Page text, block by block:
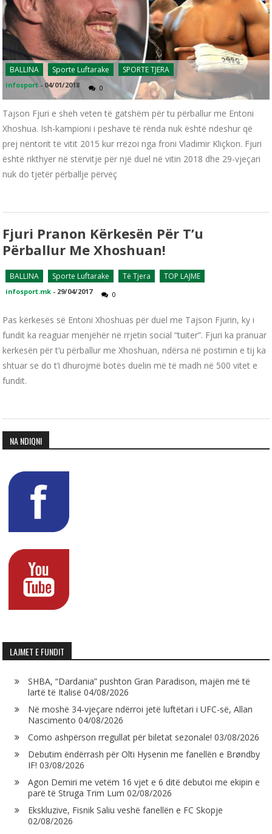
BALLINA Sporte Luftarake SPORTE TJERA
infosport - 04/01/2018 0
Tajson Fjuri e sheh veten të gatshëm për tu përballur me Entoni
Xhoshua. Ish-kampioni i peshave të rënda nuk është ndeshur që
prej nëntorit të vitit 2015 kur rrëzoi nga froni Vladimir Kliçkon. Fjuri
është rikthyer në stërvitje për një duel në vitin 2018 dhe 29-vjeçari
nuk do tjetër përballje përveç
Fjuri Pranon Kërkesën Për T’u
Përballur Me Xhoshuan!
BALLINA Sporte Luftarake Të Tjera TOP LAJME
infosport.mk - 29/04/2017 0
Pas kërkesës së Entoni Xhoshuas për duel me Tajson Fjurin, ky i
fundit ka reaguar menjëhër në rrjetin social “tuiter”. Fjuri ka pranuar
kerkesën për t’u përballur me Xhoshuan, ndërsa në postimin e tij ka
shtuar se do t’i dhurojmë botës duelin më të madh në 500 vitet e
fundit.
NA NDIQNI
LAJMET E FUNDIT
SHBA, “Dardania” pushton Gran Paradison, majën më të
lartë të Italisë 04/08/2026
Në moshë 34-vjeçare ndërroi jetë luftëtari i UFC-së, Allan
Nascimento 04/08/2026
Como ashpërson rregullat për biletat sezonale! 03/08/2026
Debutim ëndërrash për Olti Hysenin me fanellën e Brøndby
IF! 03/08/2026
Agon Demiri me vetëm 16 vjet e 6 ditë debutoi me ekipin e
parë të Struga Trim Lum 02/08/2026
Ekskluzive, Fisnik Saliu veshë fanellën e FC Skopje
02/08/2026